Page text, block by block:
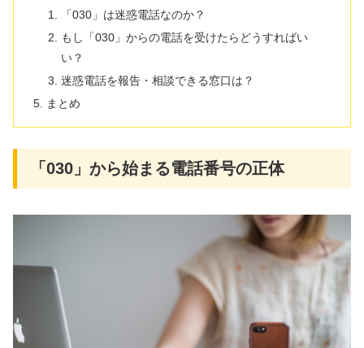
「030」は迷惑電話なのか？
もし「030」からの電話を受けたらどうすればい
い？
迷惑電話を報告・相談できる窓口は？
まとめ
「030」から始まる電話番号の正体